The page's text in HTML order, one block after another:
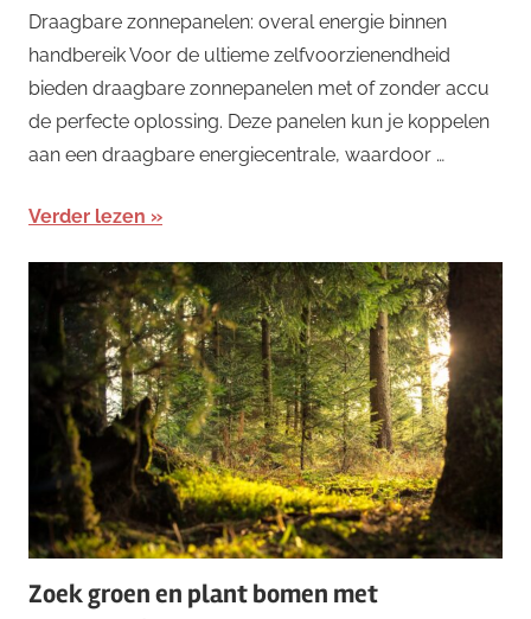
Draagbare zonnepanelen: overal energie binnen
handbereik Voor de ultieme zelfvoorzienendheid
bieden draagbare zonnepanelen met of zonder accu
de perfecte oplossing. Deze panelen kun je koppelen
aan een draagbare energiecentrale, waardoor …
Verder lezen
Zoek groen en plant bomen met